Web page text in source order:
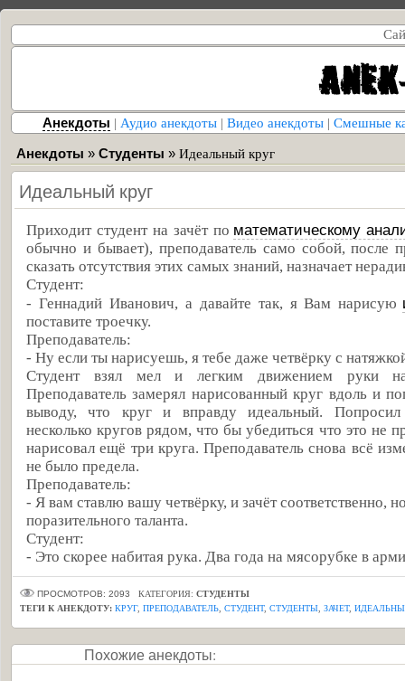
Анекдоты | Аудио анекдоты | Видео анекдоты | Смешные
Анекдоты » Студенты » Идеальный круг
Идеальный круг
Приходит студент на зачёт поматематическому
обычно и бывает), преподаватель само собой, после
сказать отсутствия этих самых знаний, назначает
Студент:
- Геннадий Иванович, а давайте так, я Вам нарисую
поставите троечку.
Преподаватель:
- Ну если ты нарисуешь, я тебе даже четвёрку с
Студент взял мел и легким движением руки
Преподаватель замерял нарисованный круг вдоль и
выводу, что круг и вправду идеальный. Попросил
несколько кругов рядом, что бы убедиться что это не
нарисовал ещё три круга. Преподаватель снова всё
не было предела.
Преподаватель:
- Я вам ставлю вашу четвёрку, и зачёт соответственно,
поразительного таланта.
Студент:
- Это скорее набитая рука. Два года на мясорубке в
ПРОСМОТРОВ: 2093 КАТЕГОРИЯ: СТУДЕНТЫ
ТЕГИ К АНЕКДОТУ: КРУГ, ПРЕПОДАВАТЕЛЬ СТУДЕНТ, СТУДЕНТЫ ЗАЧЕТ,
Похожие анекдоты: